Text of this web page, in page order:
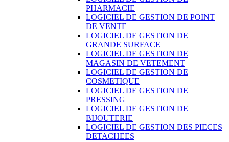
PHARMACIE
LOGICIEL DE GESTION DE POINT
DE VENTE
LOGICIEL DE GESTION DE
GRANDE SURFACE
LOGICIEL DE GESTION DE
MAGASIN DE VETEMENT
LOGICIEL DE GESTION DE
COSMETIQUE
LOGICIEL DE GESTION DE
PRESSING
LOGICIEL DE GESTION DE
BIJOUTERIE
LOGICIEL DE GESTION DES PIECES
DETACHEES